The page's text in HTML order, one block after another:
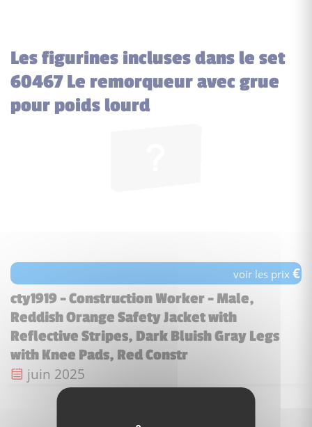
Les figurines incluses dans le set
60467 Le remorqueur avec grue
pour poids lourd
voir les prix€
cty1919 - Construction Worker - Male,
Reddish Orange Safety Jacket with
Reflective Stripes, Dark Bluish Gray Legs
with Knee Pads, Red Constr
Date de sortie :
juin 2025